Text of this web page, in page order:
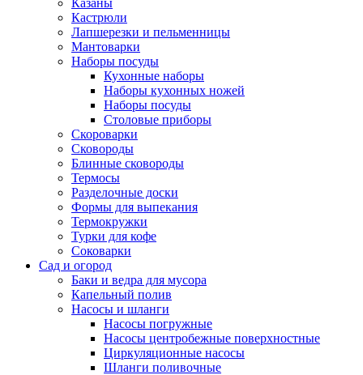
Кастрюли
Лапшерезки и пельменницы
Мантоварки
Наборы посуды
Кухонные наборы
Наборы кухонных ножей
Наборы посуды
Столовые приборы
Скороварки
Сковороды
Блинные сковороды
Термосы
Разделочные доски
Формы для выпекания
Термокружки
Турки для кофе
Соковарки
Сад и огород
Баки и ведра для мусора
Капельный полив
Насосы и шланги
Насосы погружные
Насосы центробежные поверхностные
Циркуляционные насосы
Шланги поливочные